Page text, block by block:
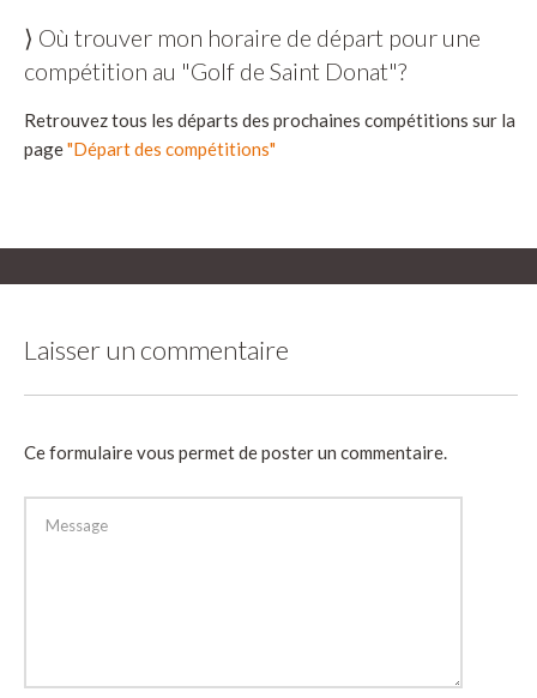
⟩ Où trouver mon horaire de départ pour une
compétition au "Golf de Saint Donat"?
Retrouvez tous les départs des prochaines compétitions sur la
page"Départ des compétitions"
Laisser un commentaire
Ce formulaire vous permet de poster un commentaire.